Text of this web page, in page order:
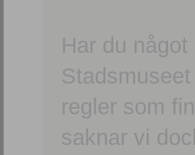
Har du
regler som
saknar vi